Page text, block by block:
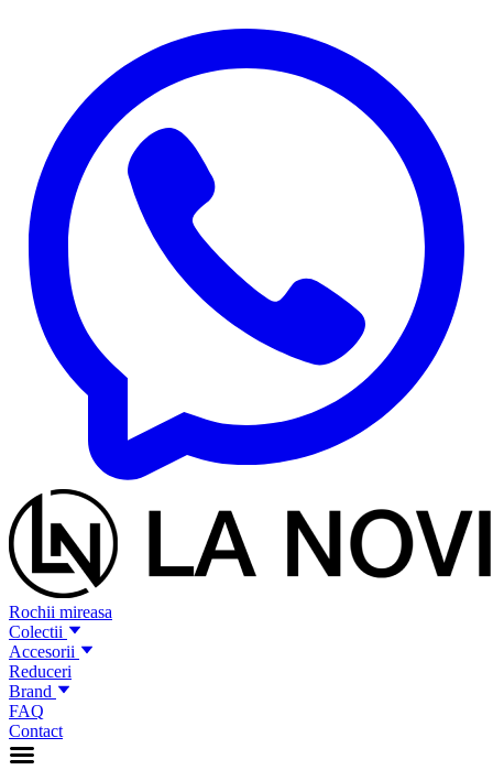
Rochii mireasa
Colectii
Accesorii
Reduceri
Brand
FAQ
Contact